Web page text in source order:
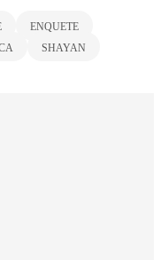
ENQUETE
SHAYAN